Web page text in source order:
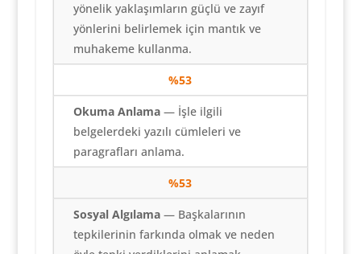
yönelik yaklaşımların güçlü ve zayıf
yönlerini belirlemek için mantık ve
muhakeme kullanma.
%53
Okuma Anlama— İşle ilgili
belgelerdeki yazılı cümleleri ve
paragrafları anlama.
%53
Sosyal Algılama— Başkalarının
tepkilerinin farkında olmak ve neden